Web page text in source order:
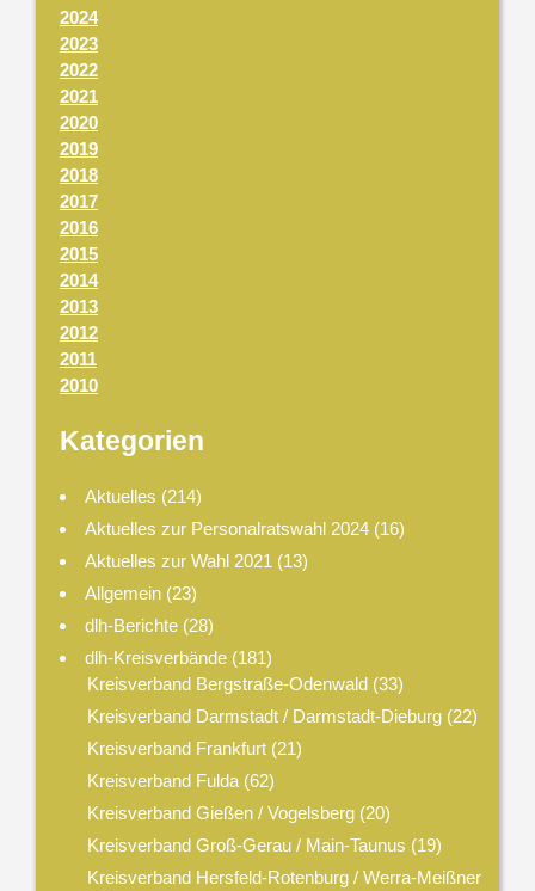
2024
2023
2022
2021
2020
2019
2018
2017
2016
2015
2014
2013
2012
2011
2010
Kategorien
Aktuelles (214)
Aktuelles zur Personalratswahl 2024 (16)
Aktuelles zur Wahl 2021 (13)
Allgemein (23)
dlh-Berichte (28)
dlh-Kreisverbände (181)
Kreisverband Bergstraße-Odenwald(33)
Kreisverband Darmstadt / Darmstadt-Dieburg(22)
Kreisverband Frankfurt(21)
Kreisverband Fulda(62)
Kreisverband Gießen / Vogelsberg(20)
Kreisverband Groß-Gerau / Main-Taunus (19)
Kreisverband Hersfeld-Rotenburg / Werra-Meißner